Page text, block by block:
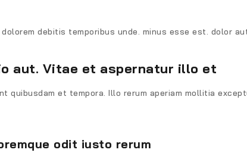
debitis temporibus unde. minus esse est. dolor
aut. Vitae et aspernatur illo et
quibusdam et tempora. Illo rerum aperiam mollitia
odit iusto rerum